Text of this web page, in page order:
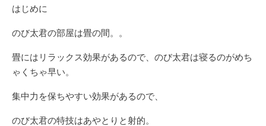
はじめに
のび太君の部屋は畳の間。。
畳にはリラックス効果があるので、のび太君は寝るのがめち
ゃくちゃ早い。
集中力を保ちやすい効果があるので、
のび太君の特技はあやとりと射的。